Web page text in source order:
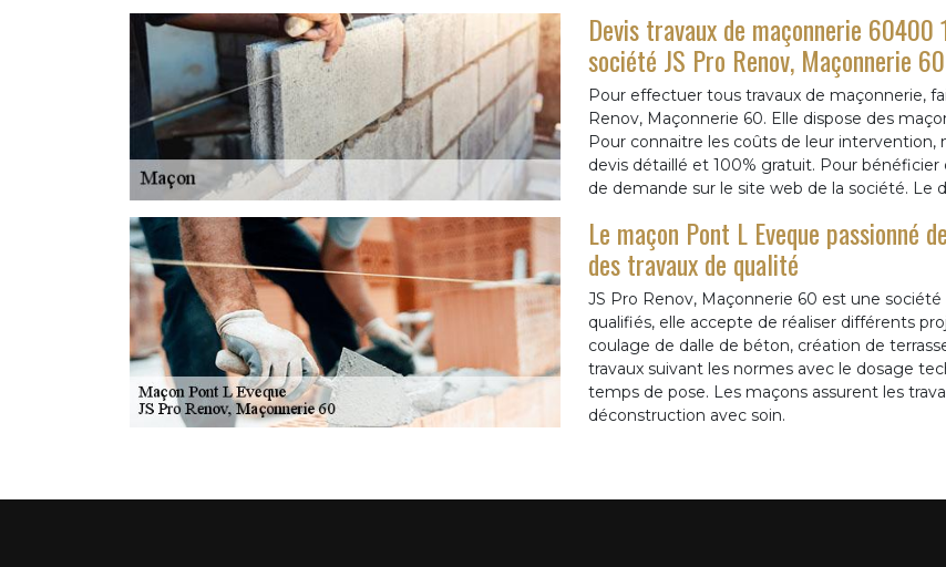
Devis travaux de maçonnerie
société JS Pro Renov, Maçonnerie 60
Pour effectuer tous travaux de maçonnerie,
Renov, Maçonnerie 60. Elle dispose des
Pour connaitre les coûts de leur
devis détaillé et 100% gratuit. Pour
de demande sur le site web de la société. Le
Le maçon Pont L Eveque passionné
des travaux de qualité
JS Pro Renov, Maçonnerie 60 est une
qualifiés, elle accepte de réaliser différents
coulage de dalle de béton, création de
travaux suivant les normes avec le dosage
temps de pose. Les maçons assurent les
déconstruction avec soin.